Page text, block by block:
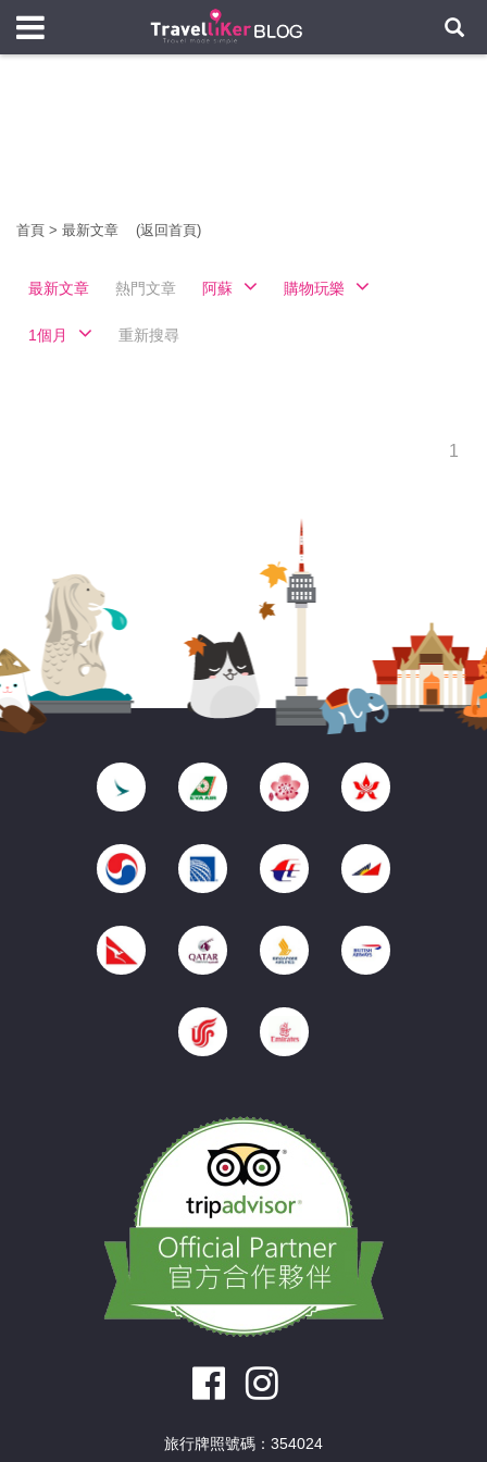
首頁 > 最新文章 (返回首頁)
最新文章 熱門文章 阿蘇 購物玩樂
1個月 重新搜尋
1
旅行牌照號碼：354024